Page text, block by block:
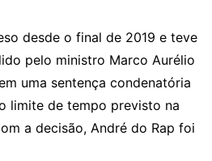
desde o final de 2019 e teve
pelo ministro Marco Aurélio
uma sentença condenatória
limite de tempo previsto na
a decisão, André do Rap foi